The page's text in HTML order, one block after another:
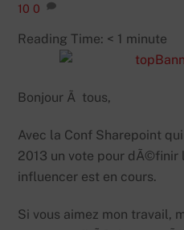
10 0
Reading Time: < 1 minute
Bonjour Ã tous,
Avec la Conf Sharepoint
2013 un vote pour dÃ©finir
influencer est en cours.
Si vous aimez mon travail,